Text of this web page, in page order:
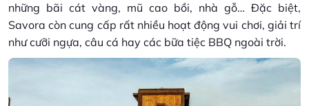
những bãi cát vàng, mũ cao bồi, nhà gỗ… Đặc biệt,
Savora còn cung cấp rất nhiều hoạt động vui chơi, giải trí
như cưỡi ngựa, câu cá hay các bữa tiệc BBQ ngoài trời.